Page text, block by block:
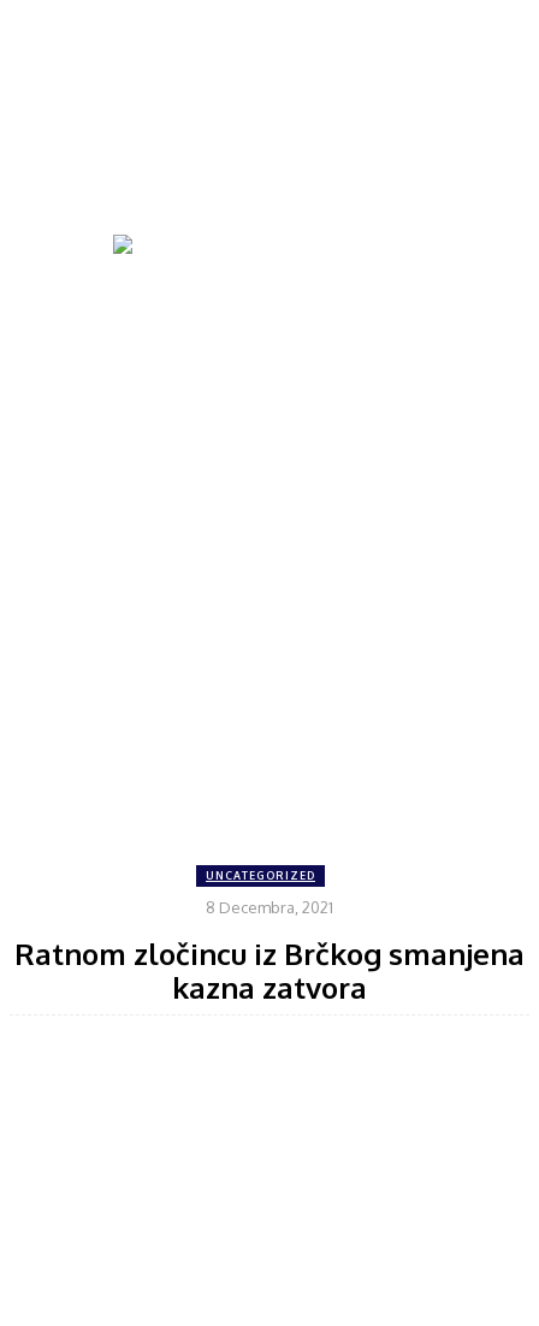
UNCATEGORIZED
8 Decembra, 2021
Ratnom zločincu iz Brčkog smanjena
kazna zatvora